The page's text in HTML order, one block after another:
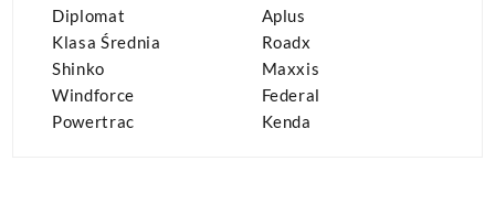
Diplomat
Klasa Średnia
Shinko
Windforce
Powertrac
Aplus
Roadx
Maxxis
Federal
Kenda